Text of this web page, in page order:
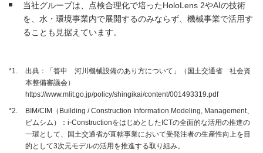
当社グループは、点検合理化で培ったHoloLens 2やAIの技術
を、水・環境事業内で展開するのみならず、機械事業で活用す
ることも見据えています。
*1.
出典：「答申 河川機械設備のあり方について」（国土交通省 社会資
本整備審議会）
https://www.mlit.go.jp/policy/shingikai/content/001493319.pdf
*2.
BIM/CIM（Building / Construction Information Modeling, Management、
ビムシム）：i-ConstructionをはじめとしたICTの全面的な活用の推進の
一環として、国土交通省が直轄事業において受発注者の生産性向上を目
的として3次元モデルの活用を推進する取り組み。